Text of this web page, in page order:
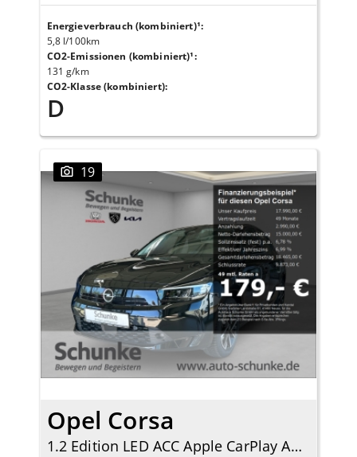
Energieverbrauch (kombiniert)¹:
5,8 l/100km
CO2-Emissionen (kombiniert)¹:
131 g/km
CO2-Klasse (kombiniert):
D
19
Opel Corsa
1.2 Edition LED ACC Apple CarPlay Android Auto DAB Spurhalteass.